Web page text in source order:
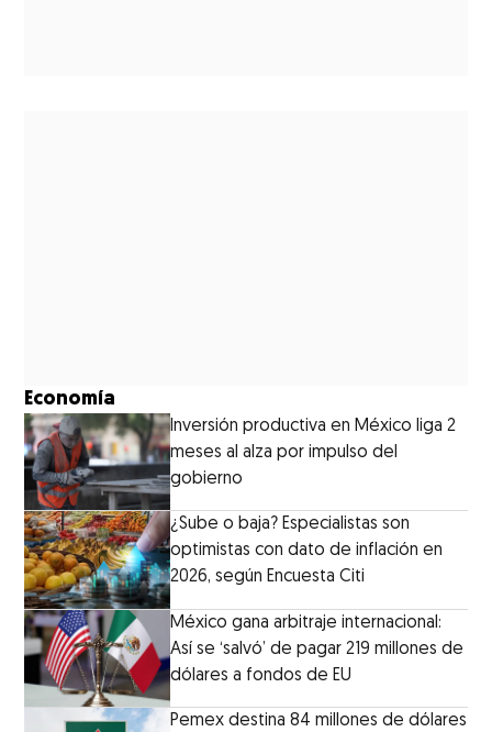
Economía
Inversión productiva en México liga 2
meses al alza por impulso del
gobierno
¿Sube o baja? Especialistas son
optimistas con dato de inflación en
2026, según Encuesta Citi
México gana arbitraje internacional:
Así se ‘salvó’ de pagar 219 millones de
dólares a fondos de EU
Pemex destina 84 millones de dólares